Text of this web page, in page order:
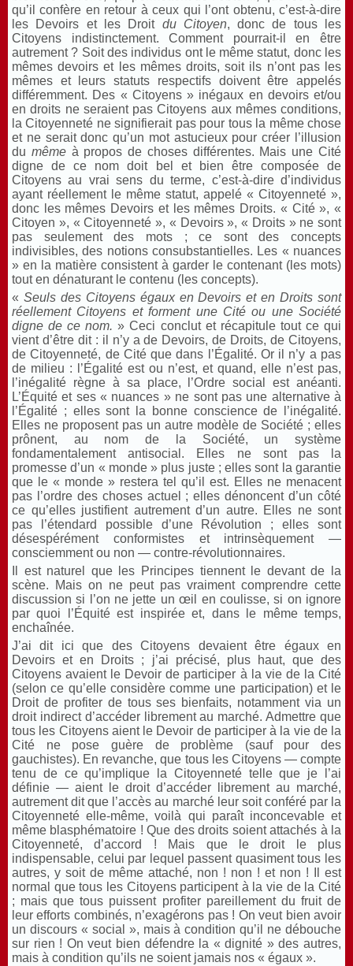
qu’il confère en retour à ceux qui l’ont obtenu, c’est-à-dire
les Devoirs et les Droit du Citoyen, donc de tous les
Citoyens indistinctement. Comment pourrait-il en être
autrement ? Soit des individus ont le même statut, donc les
mêmes devoirs et les mêmes droits, soit ils n’ont pas les
mêmes et leurs statuts respectifs doivent être appelés
différemment. Des « Citoyens » inégaux en devoirs et/ou
en droits ne seraient pas Citoyens aux mêmes conditions,
la Citoyenneté ne signifierait pas pour tous la même chose
et ne serait donc qu’un mot astucieux pour créer l’illusion
du mêmeà propos de choses différentes. Mais une Cité
digne de ce nom doit bel et bien être composée de
Citoyens au vrai sens du terme, c’est-à-dire d’individus
ayant réellement le même statut, appelé « Citoyenneté »,
donc les mêmes Devoirs et les mêmes Droits. « Cité », «
Citoyen », « Citoyenneté », « Devoirs », « Droits » ne sont
pas seulement des mots ; ce sont des concepts
indivisibles, des notions consubstantielles. Les « nuances
» en la matière consistent à garder le contenant (les mots)
tout en dénaturant le contenu (les concepts).
« Seuls des Citoyens égaux en Devoirs et en Droits sont
réellement Citoyens et forment une Cité ou une Société
digne de ce nom. » Ceci conclut et récapitule tout ce qui
vient d’être dit : il n’y a de Devoirs, de Droits, de Citoyens,
de Citoyenneté, de Cité que dans l’Égalité. Or il n’y a pas
de milieu : l’Égalité est ou n’est, et quand, elle n’est pas,
l’inégalité règne à sa place, l’Ordre social est anéanti.
L’Équité et ses « nuances » ne sont pas une alternative à
l’Égalité ; elles sont la bonne conscience de l’inégalité.
Elles ne proposent pas un autre modèle de Société ; elles
prônent, au nom de la Société, un système
fondamentalement antisocial. Elles ne sont pas la
promesse d’un « monde » plus juste ; elles sont la garantie
que le « monde » restera tel qu’il est. Elles ne menacent
pas l’ordre des choses actuel ; elles dénoncent d’un côté
ce qu’elles justifient autrement d’un autre. Elles ne sont
pas l’étendard possible d’une Révolution ; elles sont
désespérément conformistes et intrinsèquement —
consciemment ou non — contre-révolutionnaires.
Il est naturel que les Principes tiennent le devant de la
scène. Mais on ne peut pas vraiment comprendre cette
discussion si l’on ne jette un œil en coulisse, si on ignore
par quoi l’Équité est inspirée et, dans le même temps,
enchaînée.
J’ai dit ici que des Citoyens devaient être égaux en
Devoirs et en Droits ; j’ai précisé, plus haut, que des
Citoyens avaient le Devoir de participer à la vie de la Cité
(selon ce qu’elle considère comme une participation) et le
Droit de profiter de tous ses bienfaits, notamment via un
droit indirect d’accéder librement au marché. Admettre que
tous les Citoyens aient le Devoir de participer à la vie de la
Cité ne pose guère de problème (sauf pour des
gauchistes). En revanche, que tous les Citoyens — compte
tenu de ce qu’implique la Citoyenneté telle que je l’ai
définie — aient le droit d’accéder librement au marché,
autrement dit que l’accès au marché leur soit conféré par la
Citoyenneté elle-même, voilà qui paraît inconcevable et
même blasphématoire ! Que des droits soient attachés à la
Citoyenneté, d’accord ! Mais que le droit le plus
indispensable, celui par lequel passent quasiment tous les
autres, y soit de même attaché, non ! non ! et non ! Il est
normal que tous les Citoyens participent à la vie de la Cité
; mais que tous puissent profiter pareillement du fruit de
leur efforts combinés, n’exagérons pas ! On veut bien avoir
un discours « social », mais à condition qu’il ne débouche
sur rien ! On veut bien défendre la « dignité » des autres,
mais à condition qu’ils ne soient jamais nos « égaux ».